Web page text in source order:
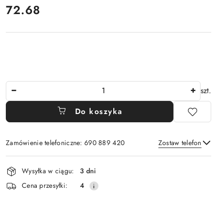
cena:
72.68
szt.
Do koszyka
Zamówienie telefoniczne: 690 889 420 Zostaw telefon
Wyślij
Dostępność
i
dostawa
Wysyłka w ciągu:
3 dni
Cena przesyłki:
4